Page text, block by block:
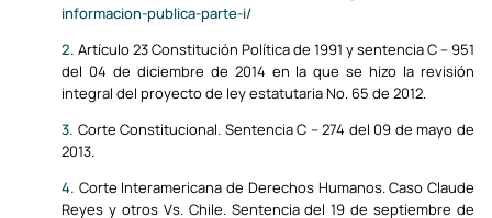
informacion-publica-parte-i/
2. Artículo 23 Constitución Política de 1991 y sentencia C – 951
del 04 de diciembre de 2014 en la que se hizo la revisión
integral del proyecto de ley estatutaria No. 65 de 2012.
3. Corte Constitucional. Sentencia C – 274 del 09 de mayo de
2013.
4. Corte Interamericana de Derechos Humanos. Caso Claude
Reyes y otros Vs. Chile. Sentencia del 19 de septiembre de